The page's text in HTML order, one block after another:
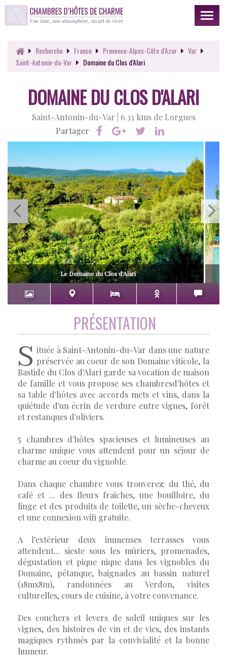
Toggle
Recherche France Provence-Alpes-Côte d'Azur
Var
Saint-Antonin-du-Var
Domaine du Clos d'Alari
DOMAINE DU CLOS D'ALARI
Saint-Antonin-du-Var |
6.33 kms de Lorgues
Partager
Le Domaine du Clos d'Alari
PRÉSENTATION
S ituée à Saint-Antonin-du-Var dans une nature
préservée au coeur de son Domaine viticole, la
Bastide du Clos d'Alari garde sa vocation de maison
de famille et vous propose ses chambresd'hôtes et
sa table d'hôtes avec accords mets et vins, dans la
quiétude d'un écrin de verdure entre vignes, forêt
et restanques d'oliviers.
5 chambres d'hôtes spacieuses et lumineuses au
charme unique vous attendent pour un séjour de
charme au coeur du vignoble.
Dans chaque chambre vous trouverez: du thé, du
café et ... des fleurs fraiches, une bouilloire, du
linge et des produits de toilette, un sèche-cheveux
et une connexion wifi gratuite.
A l'extérieur deux immenses terrasses vous
attendent... sieste sous les mûriers, promenades,
dégustation et pique nique dans les vignobles du
Domaine, pétanque, baignades au bassin naturel
(18mx8m), randonnées au Verdon, visites
culturelles, cours de cuisine, à votre convenance.
Des couchers et levers de soleil uniques sur les
vignes, des histoires de vin et de vies, des instants
magiques rythmés par la convivialité et la bonne
humeur.